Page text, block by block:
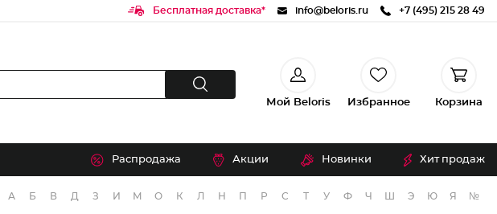
Бесплатная доставка* info@beloris.ru +7 (495) 215 28 49
Мой Beloris Избранное Корзина
Распродажа Акции Новинки Хит продаж
А Б В Д З И М О К Л Н П Р С Т У Ф Ч Э Ю Я №